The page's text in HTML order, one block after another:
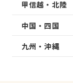
甲信越・北陸
中国・四国
九州・沖縄